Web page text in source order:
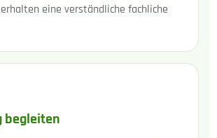
eine verständliche fachliche
begleiten